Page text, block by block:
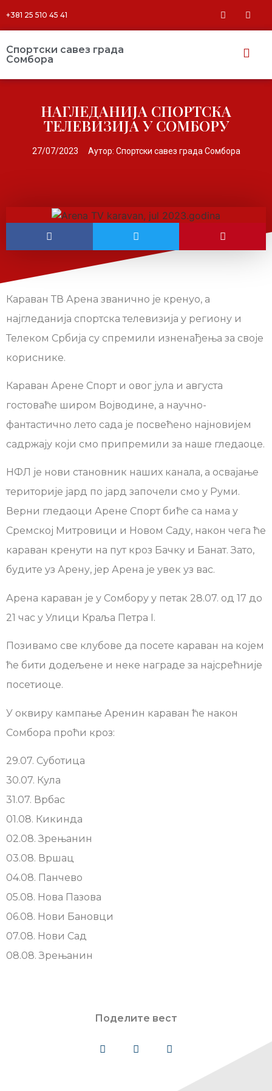
+381 25 510 45 41
Спортски савез града
Сомбора​
НАГЛЕДАНИЈА СПОРТСКА
ТЕЛЕВИЗИЈА У СОМБОРУ
27/07/2023 Аутор: Спортски савез града Сомбора
Караван ТВ Арена званично је кренуо, а
најгледанија спортска телевизија у региону и
Телеком Србија су спремили изненађења за своје
кориснике.
Караван Арене Спорт и овог јула и августа
гостоваће широм Војводине, а научно-
фантастично лето сада је посвећено најновијем
садржају који смо припремили за наше гледаоце.
НФЛ је нови становник наших канала, а освајање
територије јард по јард започели смо у Руми.
Верни гледаоци Арене Спорт биће са нама у
Сремској Митровици и Новом Саду, након чега ће
караван кренути на пут кроз Бачку и Банат. Зато,
будите уз Арену, јер Арена је увек уз вас.
Арена караван је у Сомбору у петак 28.07. од 17 до
21 час у Улици Краља Петра I.
Позивамо све клубове да посете караван на којем
ће бити додељене и неке награде за најсрећније
посетиоце.
У оквиру кампање Аренин караван ће након
Сомбора проћи кроз:
29.07. Суботица
30.07. Кула
31.07. Врбас
01.08. Кикинда
02.08. Зрењанин
03.08. Вршац
04.08. Панчево
05.08. Нова Пазова
06.08. Нови Бановци
07.08. Нови Сад
08.08. Зрењанин
Поделите вест